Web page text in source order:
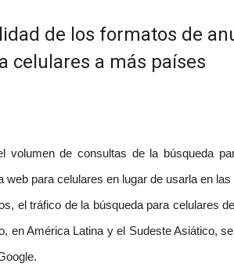
de los formatos de
celulares a más países
volumen de consultas de la búsqueda
web para celulares en lugar de usarla en
el tráfico de la búsqueda para celulares
en América Latina y el Sudeste Asiático,